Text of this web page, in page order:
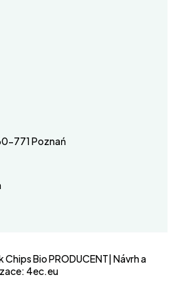
771 Poznań
Bio PRODUCENT| Návrh a
4ec.eu